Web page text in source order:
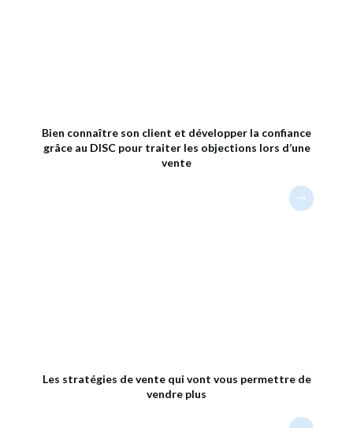
Bien connaître son client et développer la confiance
grâce au DISC pour traiter les objections lors d’une
vente
Les stratégies de vente qui vont vous permettre de
vendre plus